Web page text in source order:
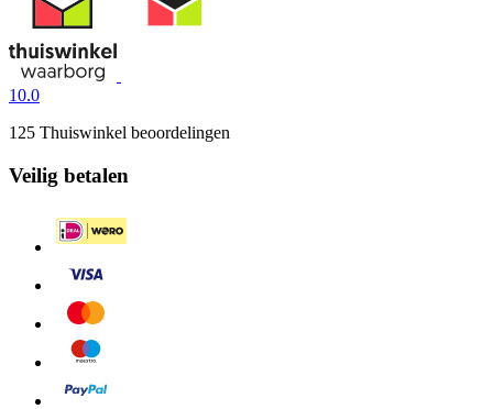
10.0
125 Thuiswinkel beoordelingen
Veilig betalen